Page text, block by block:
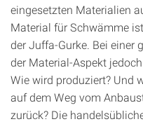
eingesetzten Materialien
Material für Schwämme
der Juffa-Gurke. Bei einer
der Material-Aspekt
Wie wird produziert? Und
auf dem Weg vom
zurück? Die